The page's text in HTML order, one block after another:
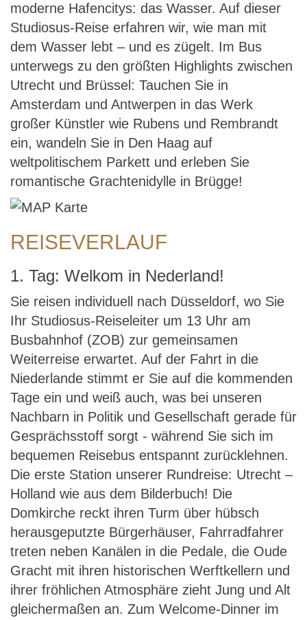
moderne Hafencitys: das Wasser. Auf dieser
Studiosus-Reise erfahren wir, wie man mit
dem Wasser lebt – und es zügelt. Im Bus
unterwegs zu den größten Highlights zwischen
Utrecht und Brüssel: Tauchen Sie in
Amsterdam und Antwerpen in das Werk
großer Künstler wie Rubens und Rembrandt
ein, wandeln Sie in Den Haag auf
weltpolitischem Parkett und erleben Sie
romantische Grachtenidylle in Brügge!
REISEVERLAUF
1. Tag: Welkom in Nederland!
Sie reisen individuell nach Düsseldorf, wo Sie
Ihr Studiosus-Reiseleiter um 13 Uhr am
Busbahnhof (ZOB) zur gemeinsamen
Weiterreise erwartet. Auf der Fahrt in die
Niederlande stimmt er Sie auf die kommenden
Tage ein und weiß auch, was bei unseren
Nachbarn in Politik und Gesellschaft gerade für
Gesprächsstoff sorgt - während Sie sich im
bequemen Reisebus entspannt zurücklehnen.
Die erste Station unserer Rundreise: Utrecht –
Holland wie aus dem Bilderbuch! Die
Domkirche reckt ihren Turm über hübsch
herausgeputzte Bürgerhäuser, Fahrradfahrer
treten neben Kanälen in die Pedale, die Oude
Gracht mit ihren historischen Werftkellern und
ihrer fröhlichen Atmosphäre zieht Jung und Alt
gleichermaßen an. Zum Welcome-Dinner im